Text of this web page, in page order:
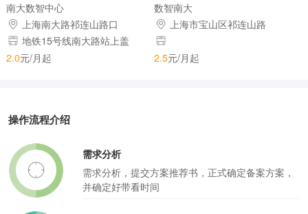
南大数智中心
上海南大路祁连山路口
地铁15号线南大路站上盖
2.0元/月起
数智南大
上海市宝山区祁连山路
1588号
2.5元/月起
操作流程介绍
需求分析
需求分析，提交方案推荐书，正式确定备案方案，
并确定好带看时间